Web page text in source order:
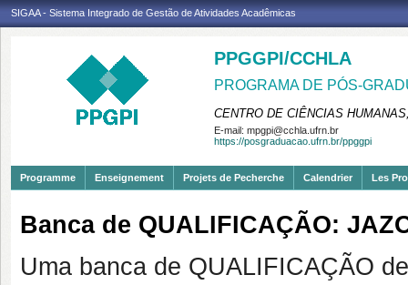
SIGAA - Sistema Integrado de Gestão de Atividades Acadêmicas
PPGGPI/CCHLA
PROGRAMA DE PÓS-
CENTRO DE CIÊNCIAS
E-mail: mpgpi@cchla.ufrn.br
https://posgraduacao.ufrn.br/ppggpi
Programme Enseignement Projets de Pecherche Calendrier Les
Banca de QUALIFICAÇÃO:
Uma banca de QUALIFICAÇÃO